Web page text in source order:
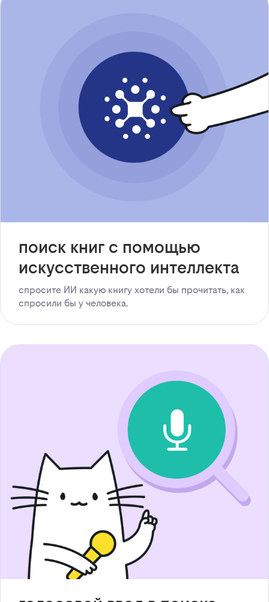
поиск книг с помощью
искусственного интеллекта
спросите ИИ какую книгу хотели бы прочитать, как
спросили бы у человека.